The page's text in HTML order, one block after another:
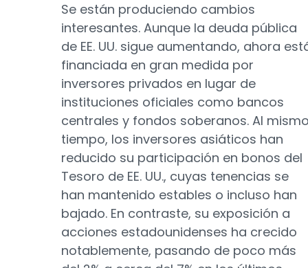
Se están produciendo cambios
interesantes. Aunque la deuda pública
de EE. UU. sigue aumentando, ahora
financiada en gran medida por
inversores privados en lugar de
instituciones oficiales como bancos
centrales y fondos soberanos. Al
tiempo, los inversores asiáticos han
reducido su participación en bonos del
Tesoro de EE. UU., cuyas tenencias se
han mantenido estables o incluso han
bajado. En contraste, su exposición a
acciones estadounidenses ha crecido
notablemente, pasando de poco más